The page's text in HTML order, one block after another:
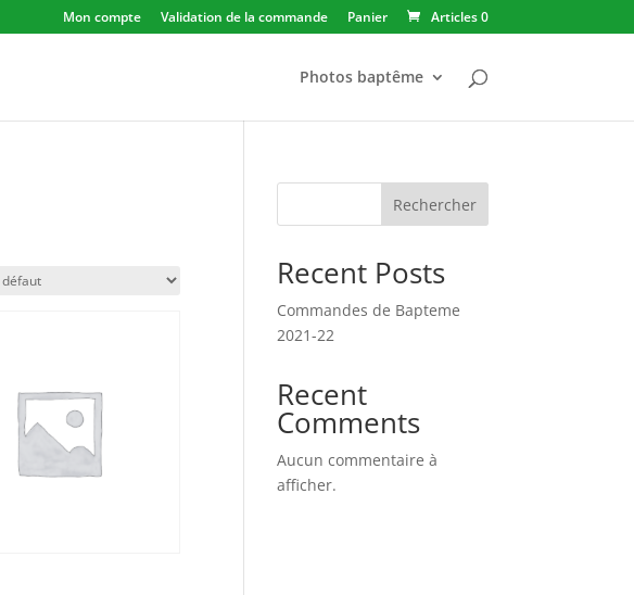
Mon compte Validation de la commande Panier Articles 0
Photos baptême
Rechercher
Recent Posts
Commandes de Bapteme
2021-22
Recent
Comments
Aucun commentaire à
afficher.